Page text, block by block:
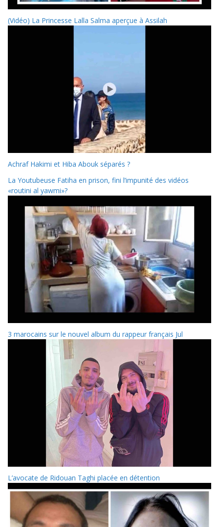
(Vidéo) La Princesse Lalla Salma aperçue à Assilah
Achraf Hakimi et Hiba Abouk séparés ?
La Youtubeuse Fatiha en prison, fini l’impunité des vidéos
«routini al yawmi»?
3 marocains sur le nouvel album du rappeur français Jul
L’avocate de Ridouan Taghi placée en détention